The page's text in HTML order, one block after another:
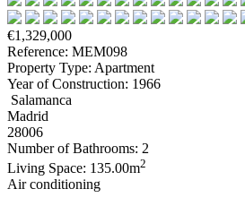
€1,329,000
Reference: MEM098
Property Type: Apartment
Year of Construction: 1966
Salamanca
Madrid
28006
Number of Bathrooms: 2
Living Space: 135.00m2
Air conditioning